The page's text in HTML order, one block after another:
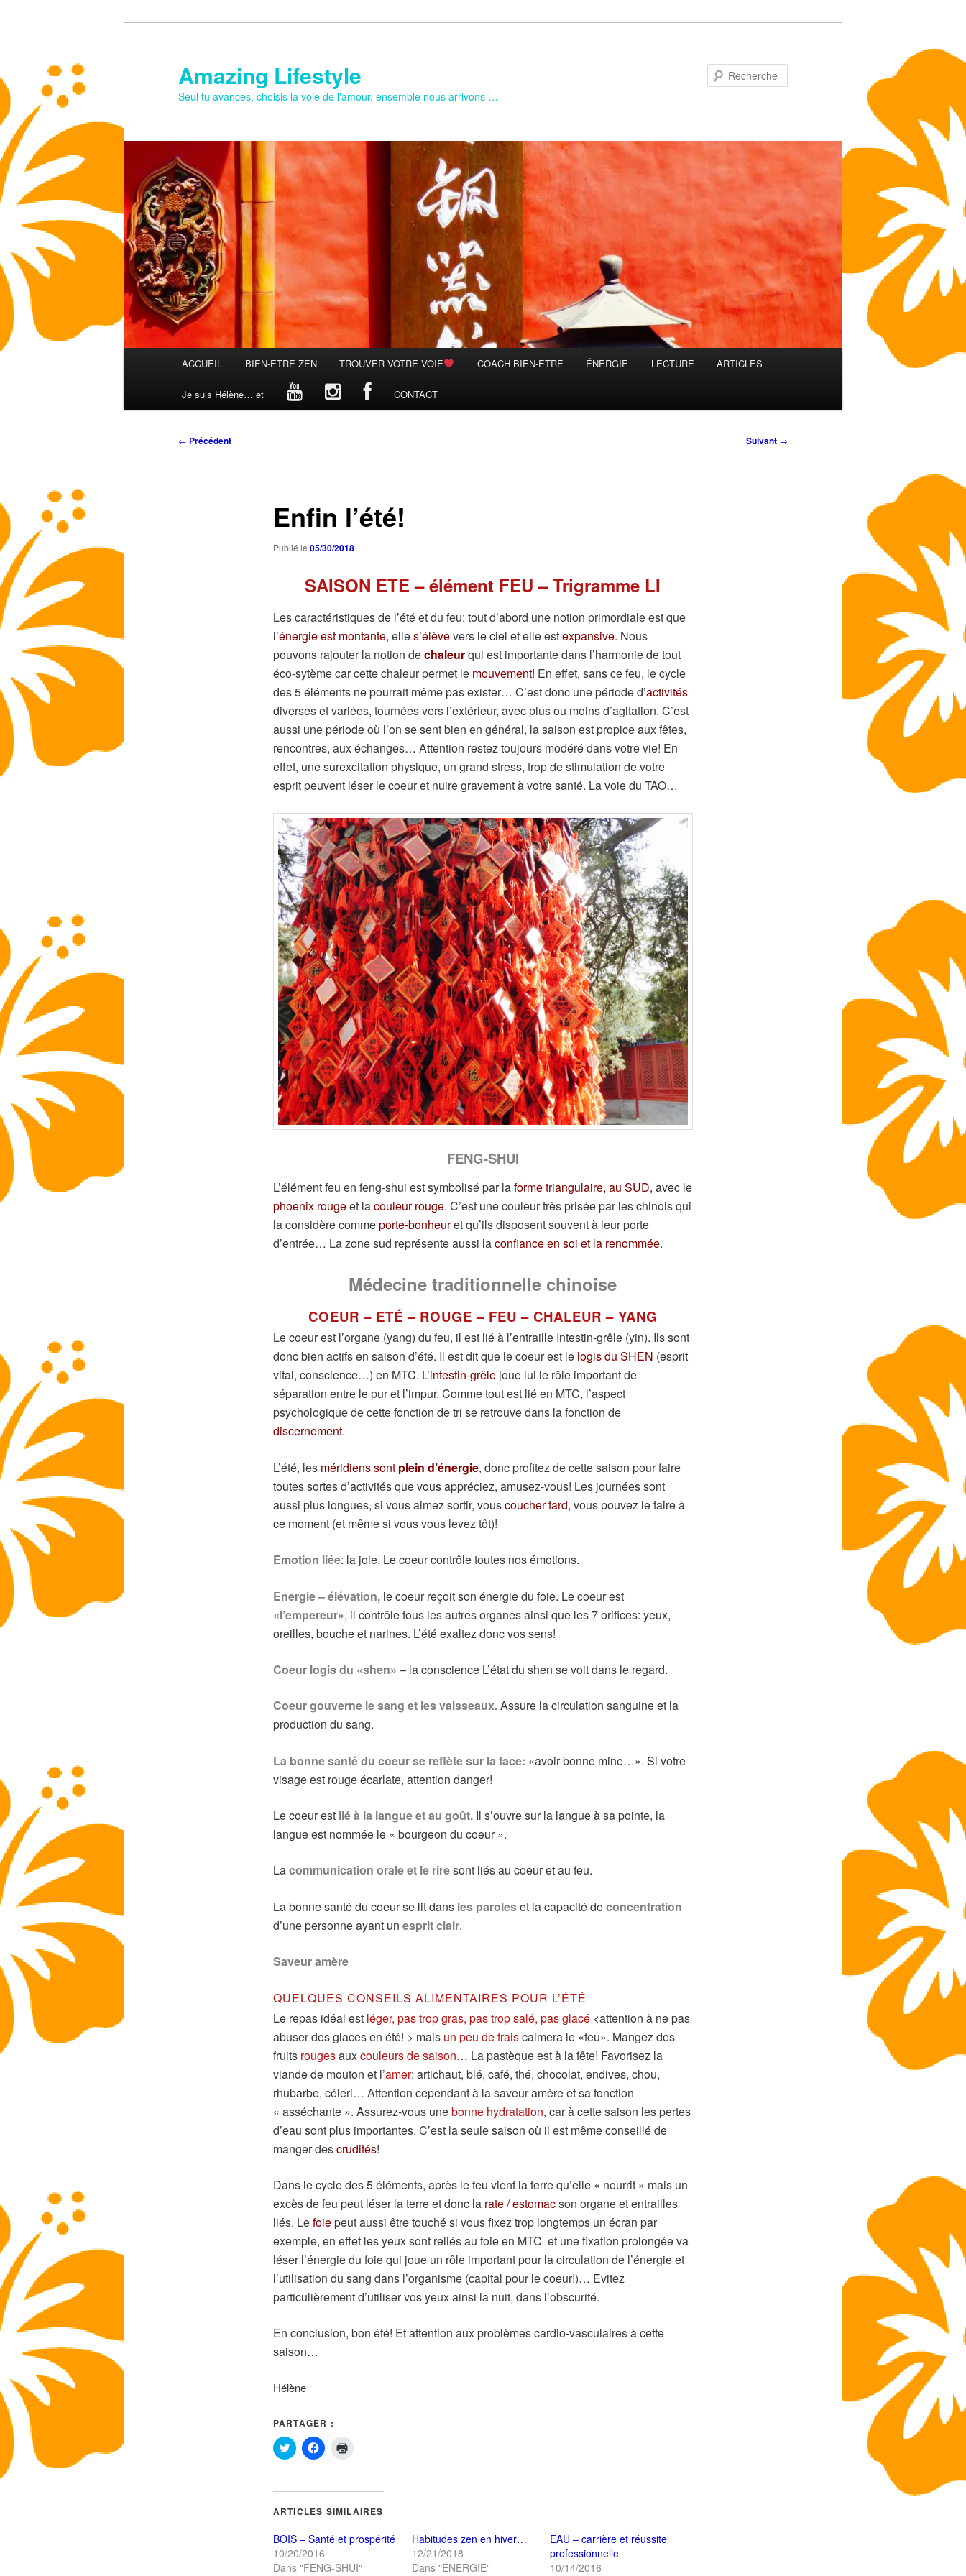
contenu
principal
Amazing Lifestyle
Seul tu avances, choisis la voie de l'amour, ensemble nous arrivons …
ACCUEIL BIEN-ÊTRE ZEN TROUVER VOTRE VOIE COACH BIEN-ÊTRE ÉNERGIE LECTURE ARTICLES
Je suis Hélène… et CONTACT
Navigation
← Précédent Suivant →
Enfin l’été!
Publié le 05/30/2018
SAISON ETE – élément FEU – Trigramme LI
Les caractéristiques de l’été et du feu: tout d’abord une notion primordiale est que
l’énergie est montante, elles’élèvevers le ciel et elle estexpansive. Nous
pouvons rajouter la notion dechaleurqui est importante dans l’harmonie de tout
éco-sytème car cette chaleur permet le mouvement! En effet, sans ce feu, le cycle
des 5 éléments ne pourrait même pas exister… C’est donc une période d’activités
diverses et variées, tournées vers l’extérieur, avec plus ou moins d’agitation. C’est
aussi une période où l’on se sent bien en général, la saison est propice aux fêtes,
rencontres, aux échanges… Attention restez toujours modéré dans votre vie! En
effet, une surexcitation physique, un grand stress, trop de stimulation de votre
esprit peuvent léser le coeur et nuire gravement à votre santé. La voie du TAO…
FENG-SHUI
L’élément feu en feng-shui est symbolisé par laforme triangulaire, au SUD, avec le
phoenix rougeet lacouleur rouge. C’est une couleur très prisée par les chinois qui
la considère commeporte-bonheuret qu’ils disposent souvent à leur porte
d’entrée… La zone sud représente aussi laconfiance en soi et la renommée.
Médecine traditionnelle chinoise
COEUR – ETÉ – ROUGE – FEU – CHALEUR – YANG
Le coeur est l’organe (yang) du feu, il est lié à l’entraille Intestin-grêle (yin). Ils sont
donc bien actifs en saison d’été. Il est dit que le coeur est le logis du SHEN (esprit
vital, conscience…) en MTC. L’intestin-grêlejoue lui le rôle important de
séparation entre le pur et l’impur. Comme tout est lié en MTC, l’aspect
psychologique de cette fonction de tri se retrouve dans la fonction de
discernement.
L’été, les méridiens sont plein d’énergie, donc profitez de cette saison pour faire
toutes sortes d’activités que vous appréciez, amusez-vous! Les journées sont
aussi plus longues, si vous aimez sortir, vouscoucher tard, vous pouvez le faire à
ce moment (et même si vous vous levez tôt)!
Emotion liée: la joie. Le coeur contrôle toutes nos émotions.
Energie – élévation,le coeur reçoit son énergie du foie. Le coeur est
«l’empereur», il contrôle tous les autres organes ainsi que les 7 orifices: yeux,
oreilles, bouche et narines. L’été exaltez donc vos sens!
Coeur logis du «shen» – la conscience L’état du shen se voit dans le regard.
Coeur gouverne le sang et les vaisseaux.Assure la circulation sanguine et la
production du sang.
La bonne santé du coeur se reflète sur la face: «avoir bonne mine…». Si votre
visage est rouge écarlate, attention danger!
Le coeur est lié à la langue et au goût.Il s’ouvre sur la langue à sa pointe, la
langue est nommée le « bourgeon du coeur ».
Lacommunication orale et le riresont liés au coeur et au feu.
La bonne santé du coeur se lit dans les paroleset la capacité deconcentration
d’une personne ayant un esprit clair.
Saveur amère
QUELQUES CONSEILS ALIMENTAIRES POUR L’ÉTÉ
Le repas idéal est léger, pas trop gras, pas trop salé, pas glacé<attention à ne pas
abuser des glaces en été! > mais un peu de fraiscalmera le «feu». Mangez des
fruits rougesauxcouleurs de saison… La pastèque est à la fête! Favorisez la
viande de mouton et l’amer: artichaut, blé, café, thé, chocolat, endives, chou,
rhubarbe, céleri… Attention cependant à la saveur amère et sa fonction
« asséchante ». Assurez-vous unebonne hydratation, car à cette saison les pertes
d’eau sont plus importantes. C’est la seule saison où il est même conseillé de
manger descrudités!
Dans le cycle des 5 éléments, après le feu vient la terre qu’elle « nourrit » mais un
excès de feu peut léser la terre et donc la rate / estomacson organe et entrailles
liés. Lefoiepeut aussi être touché si vous fixez trop longtemps un écran par
exemple, en effet les yeux sont reliés au foie en MTC et une fixation prolongée va
léser l’énergie du foie qui joue un rôle important pour la circulation de l’énergie et
l’utilisation du sang dans l’organisme (capital pour le coeur!)… Evitez
particulièrement d’utiliser vos yeux ainsi la nuit, dans l’obscurité.
En conclusion, bon été! Et attention aux problèmes cardio-vasculaires à cette
saison…
Hélène
PARTAGER :
Cliquez
pour
dans
nouvelle
Cliquez
pour
dans
nouvelle
nouvelle
ARTICLES SIMILAIRES
BOIS – Santé et prospérité
10/20/2016
Dans "FENG-SHUI"
Habitudes zen en hiver…
12/21/2018
Dans "ÉNERGIE"
EAU – carrière et réussite
professionnelle
10/14/2016